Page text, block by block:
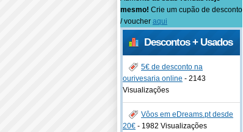
mesmo! Crie um cupão de desconto
/ voucher aqui
Descontos + Usados
5€ de desconto na
ourivesaria online - 2143
Visualizações
Vôos em eDreams.pt desde
20€ - 1982 Visualizações